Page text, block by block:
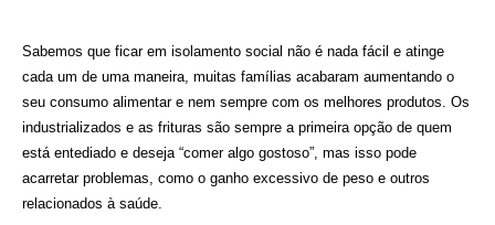
Sabemos que ficar em isolamento social não é nada fácil e atinge
cada um de uma maneira, muitas famílias acabaram aumentando o
seu consumo alimentar e nem sempre com os melhores produtos. Os
industrializados e as frituras são sempre a primeira opção de quem
está entediado e deseja “comer algo gostoso”, mas isso pode
acarretar problemas, como o ganho excessivo de peso e outros
relacionados à saúde.